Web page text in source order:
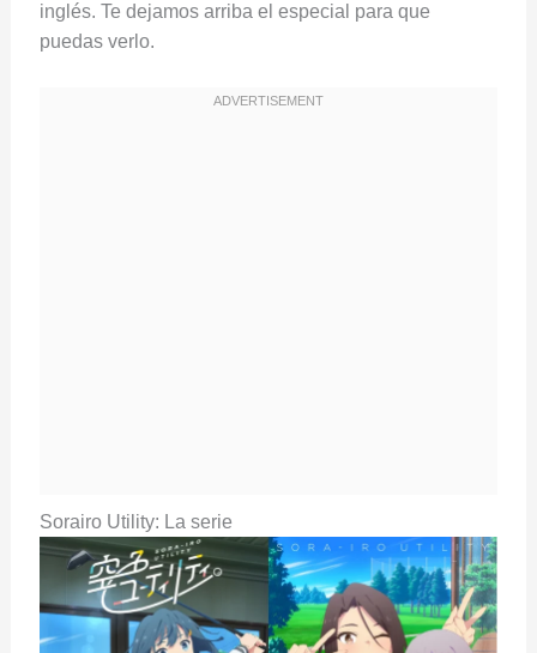
inglés. Te dejamos arriba el especial para que
puedas verlo.
Sorairo Utility: La serie